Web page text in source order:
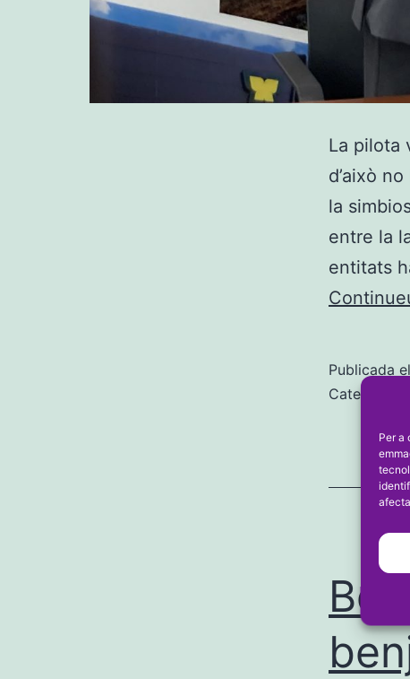
Per a
La pilota
d’això
la
entre la
entitats
Publicada el
Categorizat